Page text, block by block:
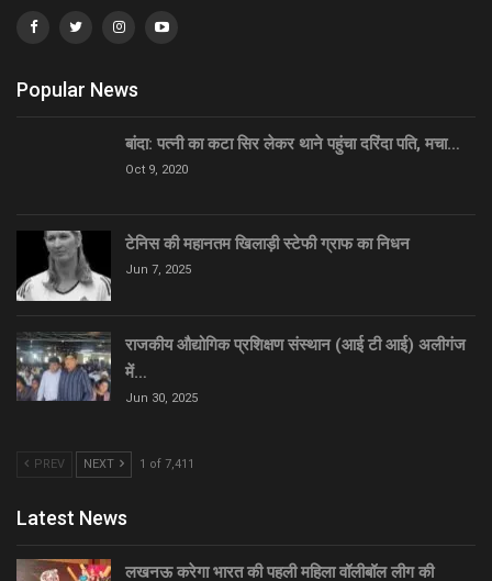
Popular News
बांदा: पत्नी का कटा सिर लेकर थाने पहुंचा दरिंदा पति, मचा…
Oct 9, 2020
टेनिस की महानतम खिलाड़ी स्टेफी ग्राफ का निधन
Jun 7, 2025
राजकीय औद्योगिक प्रशिक्षण संस्थान (आई टी आई) अलीगंज
में…
Jun 30, 2025
PREV NEXT 1 of 7,411
Latest News
लखनऊ करेगा भारत की पहली महिला वॉलीबॉल लीग की